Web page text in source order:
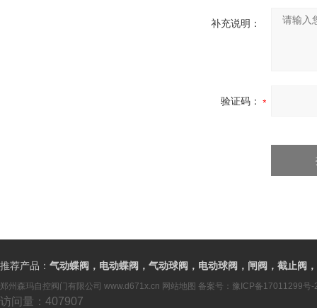
补充说明：
验证码：
推荐产品： 气动蝶阀，电动蝶阀，气动球阀，电动球阀，闸阀，截止阀
郑州森玛自控阀门有限公司 www.d671x.cn 网站地图 备案号： 豫ICP备17011299号-
访问量：407907